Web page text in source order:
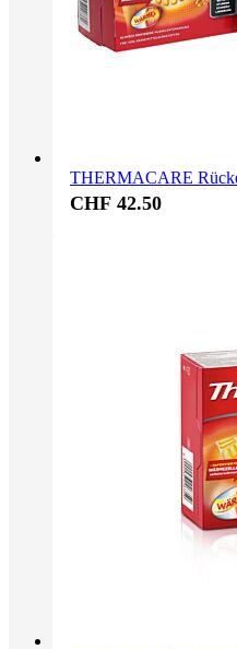
THERMACARE
CHF 42.50